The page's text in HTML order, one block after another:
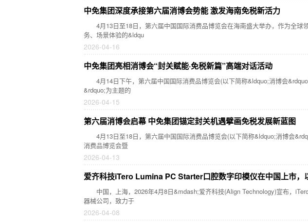
中免集团深度承接第六届消博会势能 激发海南免税新活力
4月13日至18日，第六届中国国际消费品博览会在海南盛大举办，作为全球
务、场景体验的&ldqu
2026-04-16
中免集团亮相消博会“封关赋能·免税新篇”高端对话活动
4月14日下午，第六届中国国际消费品博览会(以下简称&ldquo;消博会
&rdquo;为主题的
2026-04-15
第六届消博会启幕 中免集团锚定封关机遇擘画免税发展新蓝图
4月13日至18日，第六届中国国际消费品博览会(以下简称&ldquo;消博会
消费品博览会暨
2026-04-13
爱齐科技iTero Lumina PC Starter口腔数字印模仪在中国上市，
中国，上海，2026年4月8日&mdash;爱齐科技(Align Technology)宣布，
器械公司，致力于
2026-04-08